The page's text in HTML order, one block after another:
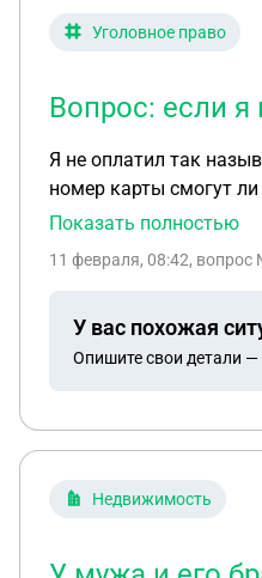
Уголовное право
Вопрос: если я
Я не оплатил так
номер карты смогут
Показать полностью
11 февраля, 08:42, вопрос
У вас похожая
Опишите свои детали
Недвижимость